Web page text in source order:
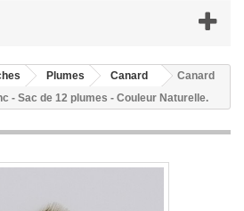
Plumes Canard
Canard
- Sac de 12 plumes - Couleur Naturelle.